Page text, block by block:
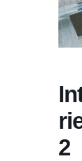
2